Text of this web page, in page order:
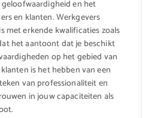
en het
en klanten. Werkgevers
met erkende kwalificaties zoals
het aantoont dat je beschikt
op het gebied van
is het hebben van een
van professionaliteit en
in jouw capaciteiten als